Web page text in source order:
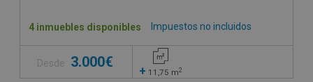
Impuestos no incluidos
4 inmuebles disponibles
Desde 3.000€
+ 11,75 m2